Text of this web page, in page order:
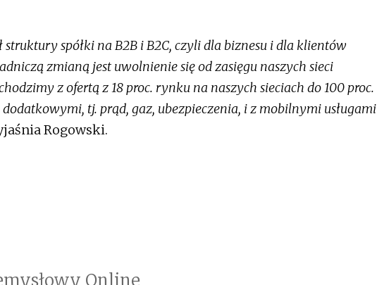
struktury spółki na B2B i B2C, czyli dla biznesu i dla klientów
zmianą jest uwolnienie się od zasięgu naszych sieci
z ofertą z 18 proc. rynku na naszych sieciach do 100 proc.
tj. prąd, gaz, ubezpieczenia, i z mobilnymi usługami
Rogowski.
Online